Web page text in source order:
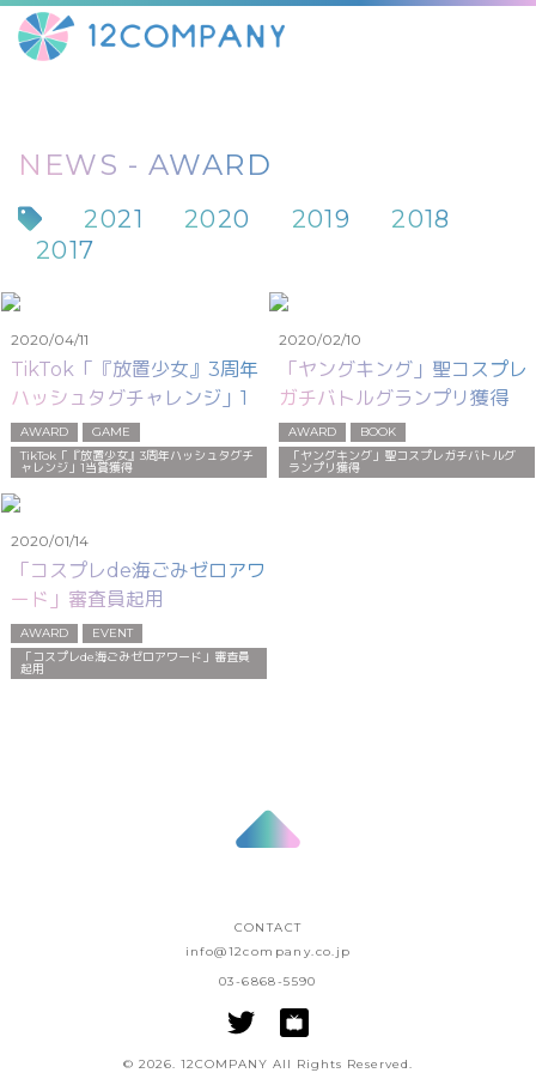
NEWS - AWARD
2021 2020 2019
2018
2017
2020/04/11
TikTok「『放置少女』3周年
ハッシュタグチャレンジ」1当
賞獲得
AWARD
GAME
TikTok「『放置少女』3周年ハッシュタグチ
ャレンジ」1当賞獲得
2020/02/10
「ヤングキング」聖コスプレ
ガチバトルグランプリ獲得
AWARD
BOOK
「ヤングキング」聖コスプレガチバトルグ
ランプリ獲得
2020/01/14
「コスプレde海ごみゼロアワ
ード」審査員起用
AWARD
EVENT
「コスプレde海ごみゼロアワード」審査員
起用
CONTACT
info@12company.co.jp
03-6868-5590
© 2026. 12COMPANY All Rights Reserved.